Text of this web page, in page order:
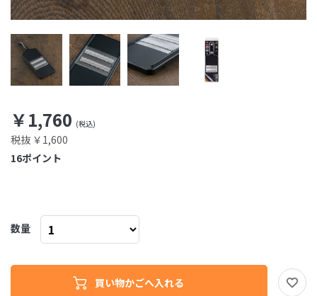
￥1,760
税抜 ￥1,600
ポイント
16
数量